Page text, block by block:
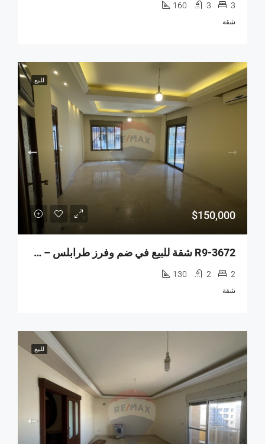
3
3
160
شقة
للبيع
$150,000
R9-3672 شقة للبيع في ضم وفرز طرابلس – 130 م²
2
2
130
شقة
للبيع